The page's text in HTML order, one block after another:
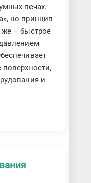
печах.
но принцип
же – быстрое
и